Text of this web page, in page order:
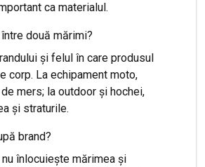
ca materialul.
două mărimi?
și felul în care produsul
corp. La echipament moto,
mers; la outdoor și hochei,
și straturile.
brand?
nu înlocuiește mărimea și